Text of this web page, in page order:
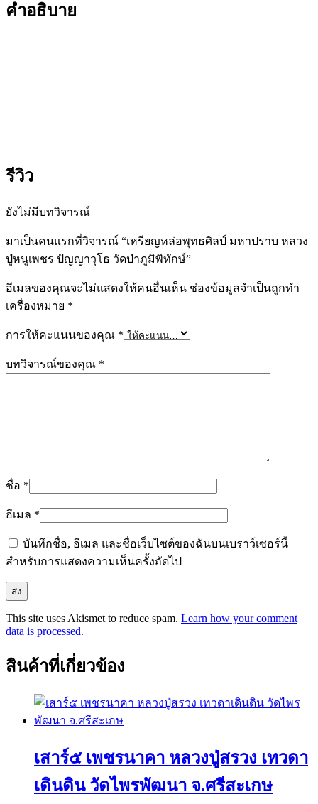
คำอธิบาย
รีวิว
ยังไม่มีบทวิจารณ์
มาเป็นคนแรกที่วิจารณ์ “เหรียญหล่อพุทธศิลป์ มหาปราบ หลวง
ปู่หนูเพชร ปัญญาวุโธ วัดป่าภูมิพิทักษ์”
อีเมลของคุณจะไม่แสดงให้คนอื่นเห็น ช่องข้อมูลจำเป็นถูกทำ
เครื่องหมาย *
การให้คะแนนของคุณ *
บทวิจารณ์ของคุณ *
ชื่อ *
อีเมล *
บันทึกชื่อ, อีเมล และชื่อเว็บไซต์ของฉันบนเบราว์เซอร์นี้
สำหรับการแสดงความเห็นครั้งถัดไป
This site uses Akismet to reduce spam. Learn how your comment
data is processed.
สินค้าที่เกี่ยวข้อง
เสาร์๕ เพชรนาคา หลวงปู่สรวง เทวดา
เดินดิน วัดไพรพัฒนา จ.ศรีสะเกษ